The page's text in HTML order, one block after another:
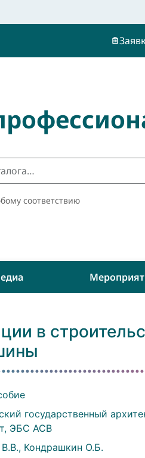
соответствию
в
государственный
ЭБС АСВ
Кондрашкин О.Б.